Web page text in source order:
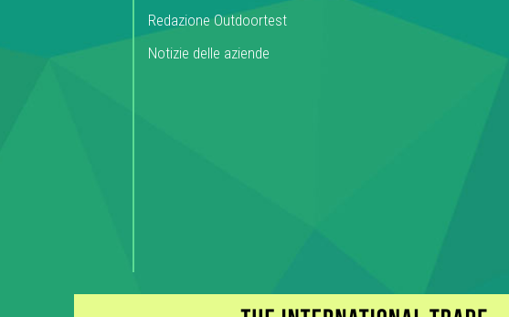
Redazione Outdoortest
Notizie delle aziende